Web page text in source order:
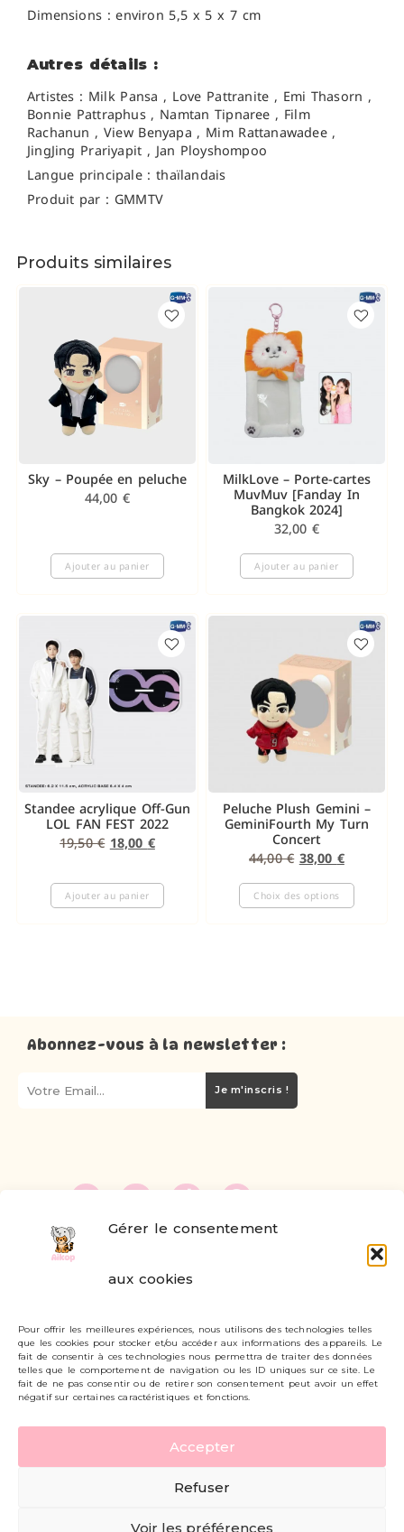
Gérer le consentement
aux cookies
Pour offrir les meilleures expériences, nous utilisons des technologies telles
que les cookies pour stocker et/ou accéder aux informations des appareils. Le
fait de consentir à ces technologies nous permettra de traiter des données
telles que le comportement de navigation ou les ID uniques sur ce site. Le
fait de ne pas consentir ou de retirer son consentement peut avoir un effet
négatif sur certaines caractéristiques et fonctions.
Accepter
Refuser
Voir les préférences
Dimensions : environ 5,5 x 5 x 7 cm
Autres détails :
Artistes : Milk Pansa , Love Pattranite , Emi Thasorn ,
Bonnie Pattraphus , Namtan Tipnaree , Film
Rachanun , View Benyapa , Mim Rattanawadee ,
JingJing Prariyapit , Jan Ployshompoo
Langue principale : thaïlandais
Produit par : GMMTV
Produits similaires
Sky – Poupée en peluche
44,00 €
Ajouter au panier
MilkLove – Porte-cartes
MuvMuv [Fanday In
Bangkok 2024]
32,00 €
Ajouter au panier
Standee acrylique Off-Gun
LOL FAN FEST 2022
19,50€ 18,00 €
Ajouter au panier
Peluche Plush Gemini –
GeminiFourth My Turn
Concert
44,00€ 38,00 €
Choix des options
Abonnez-vous à la newsletter :
Je m'inscris !
Livraisons et retours
Mon compte
Carte cadeau
Politique de confidentialité
Mentions légales - CGV